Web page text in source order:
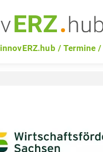
innovERZ.hub Termine